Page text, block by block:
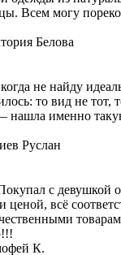
Всем могу
Белова
не найду
то вид не тот,
нашла именно
Руслан
с девушкой
ценой, всё
К.